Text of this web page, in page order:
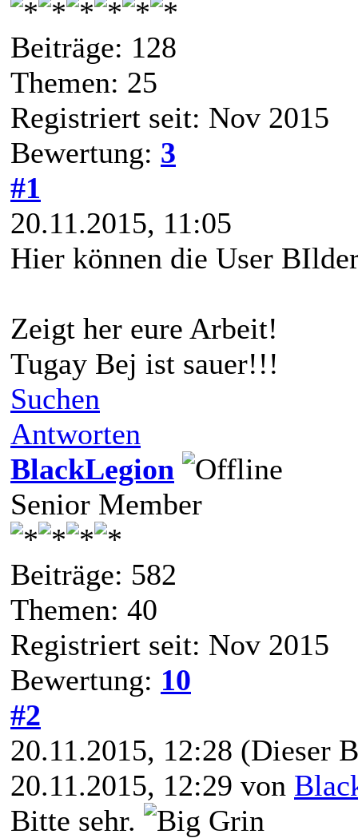
Beiträge: 128
Themen: 25
Registriert seit: Nov 2015
Bewertung: 3
#1
20.11.2015, 11:05
Hier können die User
Zeigt her eure Arbeit!
Tugay Bej ist sauer!!!
Suchen
Antworten
BlackLegion
Senior Member
Beiträge: 582
Themen: 40
Registriert seit: Nov 2015
Bewertung: 10
#2
20.11.2015, 12:28 (Dieser
20.11.2015, 12:29 von
Bitte sehr.